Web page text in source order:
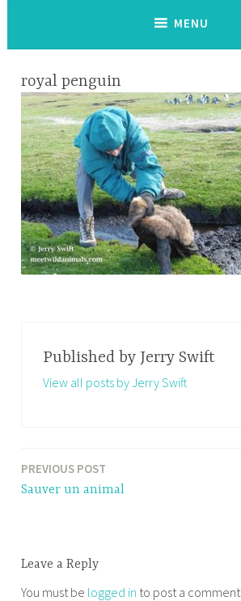
MENU
royal penguin
Published by Jerry Swift
View all posts by Jerry Swift
Post
PREVIOUS POST
Sauver un animal
Leave a Reply
You must be logged in to post a comment.